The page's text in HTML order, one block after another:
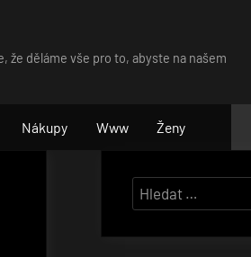
že děláme vše pro to, abyste na našem
Nákupy Www Ženy
Vyhledávání